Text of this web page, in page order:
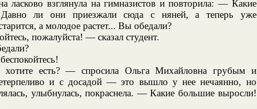
ласково взглянула на гимназистов и повторила: — Какие
ли они приезжали сюда с няней, а теперь уже
а молодое растет... Вы обедали?
пожалуйста! — сказал студент.
есть? — спросила Ольга Михайловна грубым и
и с досадой — это вышло у нее нечаянно, но
улыбнулась, покраснела. — Какие большие выросли!